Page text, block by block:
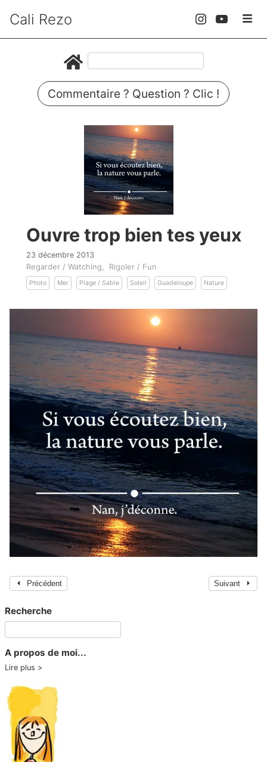
Cali Rezo
Commentaire ? Question ? Clic !
Ouvre trop bien tes yeux
23 décembre 2013
Regarder / Watching Rigoler / Fun
Photo Mer Plage / Sable Soleil Guadeloupe Nature
Précédent Suivant
Recherche
A propos de moi...
Lire plus